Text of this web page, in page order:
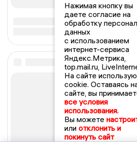
Нажимая кнопку вы
даете согласие на
обработку
данных
с использованием
интернет-сервиса
Яндекс.Метрика,
top.mail.ru,
На сайте
cookie. Оставаясь
сайте, вы
все условия
использования.
Вы можете
или отклонить и
покинуть сайт